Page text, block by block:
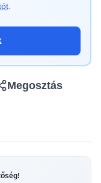
Megosztás